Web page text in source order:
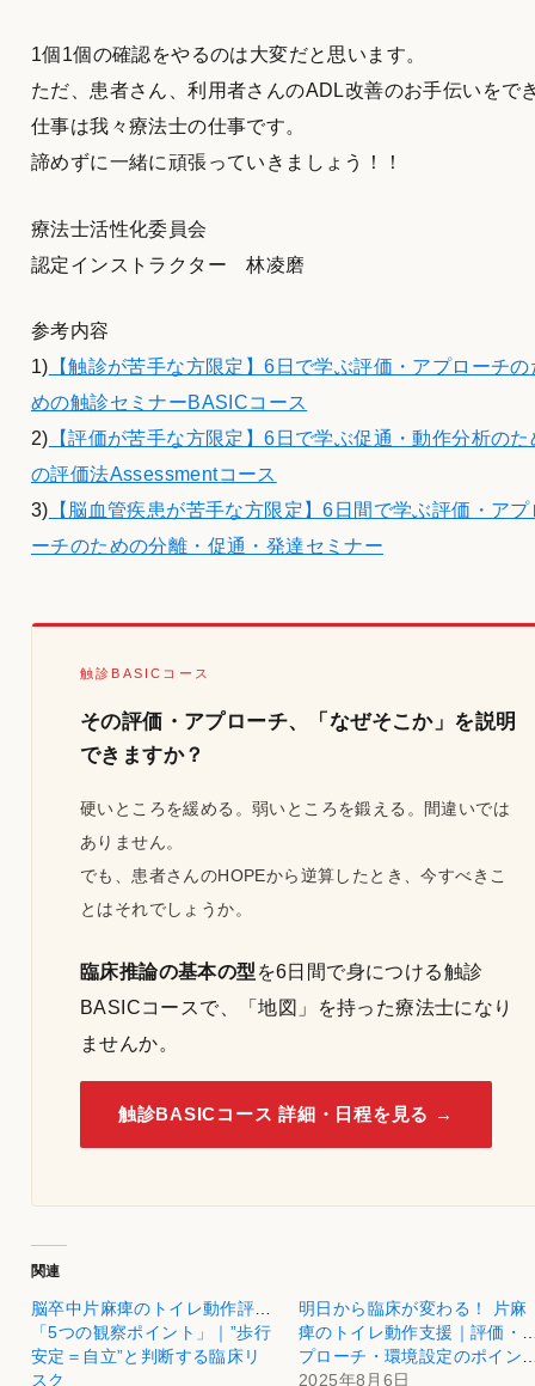
1個1個の確認をやるのは大変だと思います。
ただ、患者さん、利用者さんのADL改善のお手伝いをで
仕事は我々療法士の仕事です。
諦めずに一緒に頑張っていきましょう！！
療法士活性化委員会
認定インストラクター 林凌磨
参考内容
1) 【触診が苦手な方限定】6日で学ぶ評価・アプローチの
めの触診セミナーBASICコース
2) 【評価が苦手な方限定】6日で学ぶ促通・動作分析のた
の評価法Assessmentコース
3) 【脳血管疾患が苦手な方限定】6日間で学ぶ評価・アプ
ーチのための分離・促通・発達セミナー
触診BASICコース
その評価・アプローチ、「なぜそこか」を説明
できますか？
硬いところを緩める。弱いところを鍛える。間違いでは
ありません。
でも、患者さんのHOPEから逆算したとき、今すべきこ
とはそれでしょうか。
臨床推論の基本の型 を6日間で身につける触診
BASICコースで、「地図」を持った療法士になり
ませんか。
触診BASICコース 詳細・日程を見る →
関連
脳卒中片麻痺のトイレ動作評価
「5つの観察ポイント」｜”歩行
安定＝自立”と判断する臨床リ
スク
明日から臨床が変わる！ 片麻
痺のトイレ動作支援｜評価・
プローチ・環境
2025年8月6日